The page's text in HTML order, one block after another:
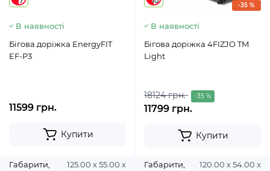
В наявності
Бігова доріжка EnergyFIT
EF-P3
11599 грн.
Купити
Габарити,
125.00 х 55.00 х
-35 %
В наявності
Бігова доріжка 4FIZJO TM
Light
18124 грн. -35 %
11799 грн.
Купити
Габарити,
120.00 х 54.00 х